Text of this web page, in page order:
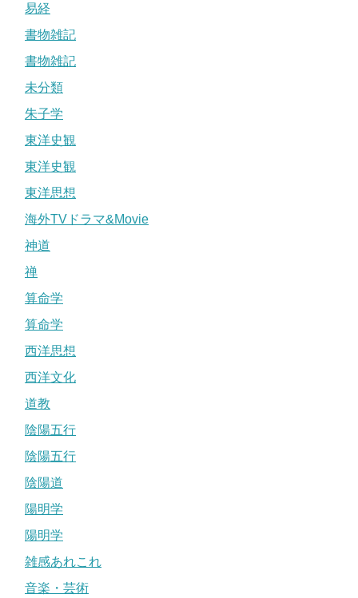
易経
書物雑記
書物雑記
未分類
朱子学
東洋史観
東洋史観
東洋思想
海外TVドラマ&Movie
神道
禅
算命学
算命学
西洋思想
西洋文化
道教
陰陽五行
陰陽五行
陰陽道
陽明学
陽明学
雑感あれこれ
音楽・芸術